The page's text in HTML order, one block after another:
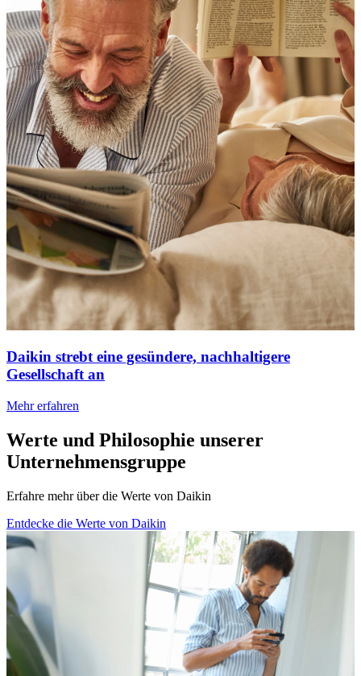
Daikin strebt eine gesündere, nachhaltigere
Gesellschaft an
Mehr erfahren
Werte und Philosophie unserer
Unternehmensgruppe
Erfahre mehr über die Werte von Daikin
Entdecke die Werte von Daikin